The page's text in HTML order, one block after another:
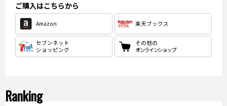
ご購入はこちらから
Amazon 楽天ブックス
セブンネット
ショッピング
その他の
オンラインショップ
Ranking